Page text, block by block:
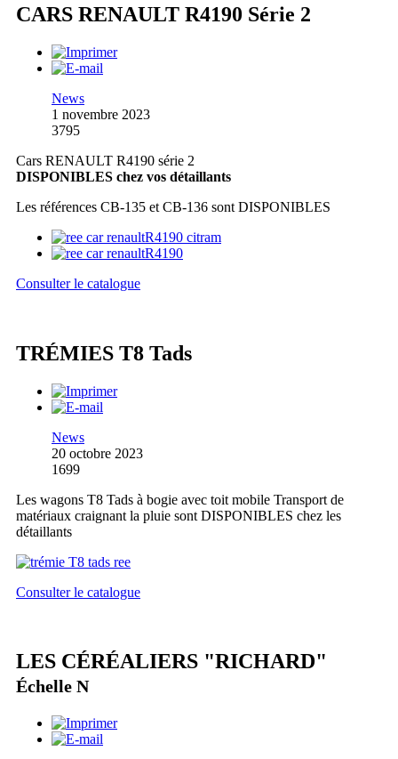
CARS RENAULT R4190 Série 2
News
1 novembre 2023
3795
Cars RENAULT R4190 série 2
DISPONIBLES chez vos détaillants
Les références CB-135 et CB-136 sont DISPONIBLES
Consulter le catalogue
TRÉMIES T8 Tads
News
20 octobre 2023
1699
Les wagons T8 Tads à bogie avec toit mobile Transport de
matériaux craignant la pluie sont DISPONIBLES chez les
détaillants
Consulter le catalogue
LES CÉRÉALIERS "RICHARD"
Échelle N